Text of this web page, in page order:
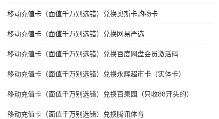
移动充值卡（面值千万别选错）兑换奥斯卡购物卡
移动充值卡（面值千万别选错）兑换网易严选
移动充值卡（面值千万别选错）兑换百度网盘会员激活码
移动充值卡（面值千万别选错）兑换永辉超市卡（实体卡）
移动充值卡（面值千万别选错）兑换百果园（只收88开头的）
移动充值卡（面值千万别选错）兑换腾讯体育